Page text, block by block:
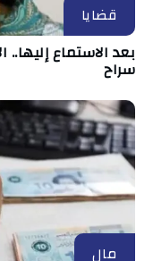
قضايا
بعد الاستماع
سراح
مال